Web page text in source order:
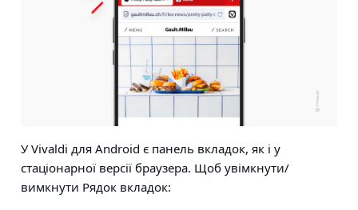
У Vivaldi для Android є панель вкладок, як і у
стаціонарної версії браузера. Щоб увімкнути/
вимкнути Рядок вкладок: